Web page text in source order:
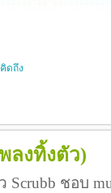
ดถึง
ลงทิ้งตัว)
ชอบ